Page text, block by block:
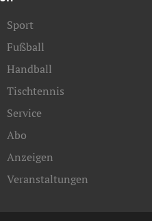
Sport
Fußball
Handball
Tischtennis
Service
Abo
Anzeigen
Veranstaltungen